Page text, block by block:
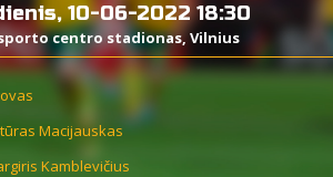
10-06-2022 18:30
centro stadionas, Vilnius
Macijauskas
Kamblevičius